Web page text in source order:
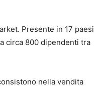
Presente in 17 paesi
circa 800 dipendenti tra
nella vendita